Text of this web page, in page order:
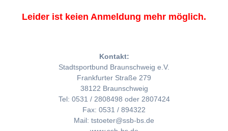
Leider ist keien Anmeldung mehr möglich.
Kontakt:
Stadtsportbund Braunschweig e.V.
Frankfurter Straße 279
38122 Braunschweig
Tel: 0531 / 2808498 oder 2807424
Fax: 0531 / 894322
Mail: tstoeter@ssb-bs.de